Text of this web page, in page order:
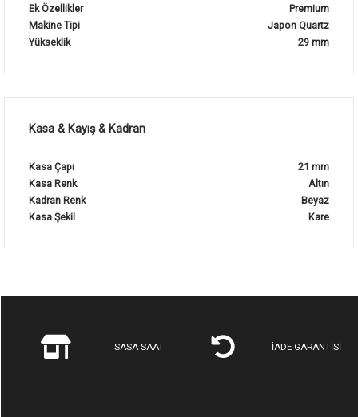
Ek Özellikler
Premium
Makine Tipi
Japon Quartz
Yükseklik
29 mm
Kasa & Kayış & Kadran
Kasa Çapı
21 mm
Kasa Renk
Altın
Kadran Renk
Beyaz
Kasa Şekil
Kare
SASA SAAT İADE GARANTİSİ